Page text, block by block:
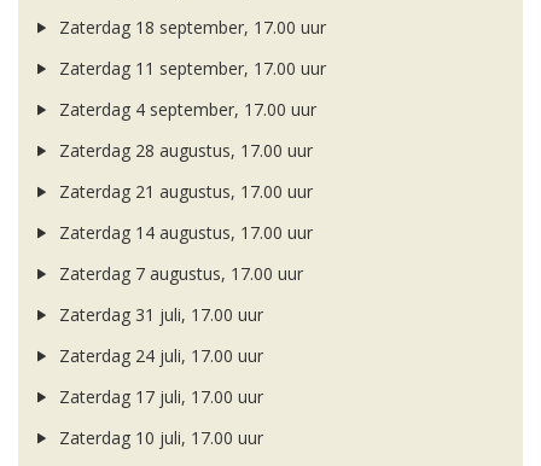
Zaterdag 18 september, 17.00 uur
Zaterdag 11 september, 17.00 uur
Zaterdag 4 september, 17.00 uur
Zaterdag 28 augustus, 17.00 uur
Zaterdag 21 augustus, 17.00 uur
Zaterdag 14 augustus, 17.00 uur
Zaterdag 7 augustus, 17.00 uur
Zaterdag 31 juli, 17.00 uur
Zaterdag 24 juli, 17.00 uur
Zaterdag 17 juli, 17.00 uur
Zaterdag 10 juli, 17.00 uur